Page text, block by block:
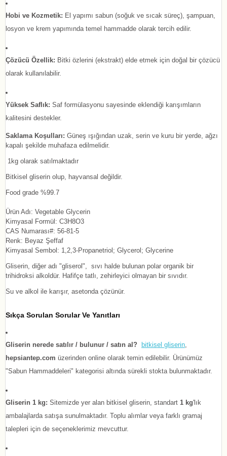
Hobi ve Kozmetik: El yapımı sabun (soğuk ve sıcak süreç), şampuan,
losyon ve krem yapımında temel hammadde olarak tercih edilir.
Çözücü Özellik: Bitki özlerini (ekstrakt) elde etmek için doğal bir çözücü
olarak kullanılabilir.
Yüksek Saflık: Saf formülasyonu sayesinde eklendiği karışımların
kalitesini destekler.
Saklama Koşulları: Güneş ışığından uzak, serin ve kuru bir yerde, ağzı
kapalı şekilde muhafaza edilmelidir.
1kg olarak satılmaktadır
Bitkisel gliserin olup, hayvansal değildir.
Food grade %99.7
Ürün Adı: Vegetable Glycerin
Kimyasal Formül: C3H8O3
CAS Numarası#: 56-81-5
Renk: Beyaz Şeffaf
Kimyasal Sembol: 1,2,3-Propanetriol; Glycerol; Glycerine
Gliserin, diğer adı "gliserol", sıvı halde bulunan polar organik bir
trihidroksi alkoldür. Hafifçe tatlı, zehirleyici olmayan bir sıvıdır.
Su ve alkol ile karışır, asetonda çözünür.
Sıkça Sorulan Sorular Ve Yanıtları
Gliserin nerede satılır / bulunur / satın al? bitkisel gliserin,
hepsiantep.com üzerinden online olarak temin edilebilir. Ürünümüz
"Sabun Hammaddeleri" kategorisi altında sürekli stokta bulunmaktadır.
Gliserin 1 kg: Sitemizde yer alan bitkisel gliserin, standart 1 kg'lık
ambalajlarda satışa sunulmaktadır. Toplu alımlar veya farklı gramaj
talepleri için de seçeneklerimiz mevcuttur.